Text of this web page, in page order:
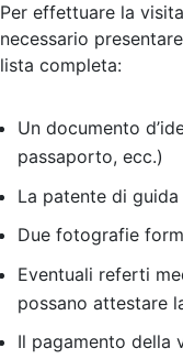
Per effettuare la
necessario
lista completa:
Un documento
passaporto, ecc.)
La patente di
Due fotografie
Eventuali referti
possano attestare
Il pagamento della